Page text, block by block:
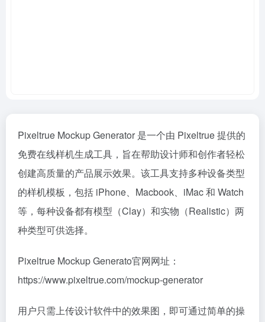
Pixeltrue Mockup Generator 是一个由 Pixeltrue 提供的
免费在线样机生成工具，旨在帮助设计师和创作者轻松
创建高质量的产品展示效果。该工具支持多种设备类型
的样机模板，包括 iPhone、Macbook、iMac 和 Watch
等，每种设备都有模型（Clay）和实物（Realistic）两
种类型可供选择。
Pixeltrue Mockup Generato官网网址：
https://www.pixeltrue.com/mockup-generator
用户只需上传设计软件中的效果图，即可通过简单的操